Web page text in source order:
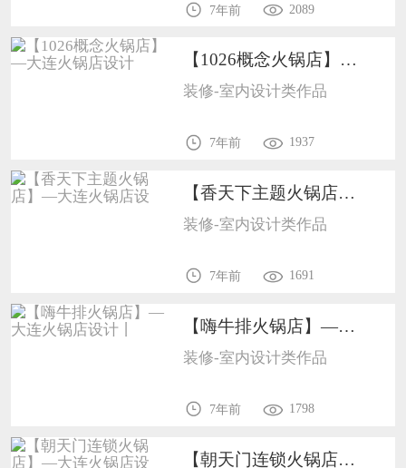
7年前 2089
【1026概念火锅店】—大连火锅店设计1702
装修-室内设计类作品
7年前 1937
【香天下主题火锅店】—大连火锅店设1702
装修-室内设计类作品
7年前 1691
【嗨牛排火锅店】—大连火锅店设计丨1702
装修-室内设计类作品
7年前 1798
【朝天门连锁火锅店】—大连火锅店设1702